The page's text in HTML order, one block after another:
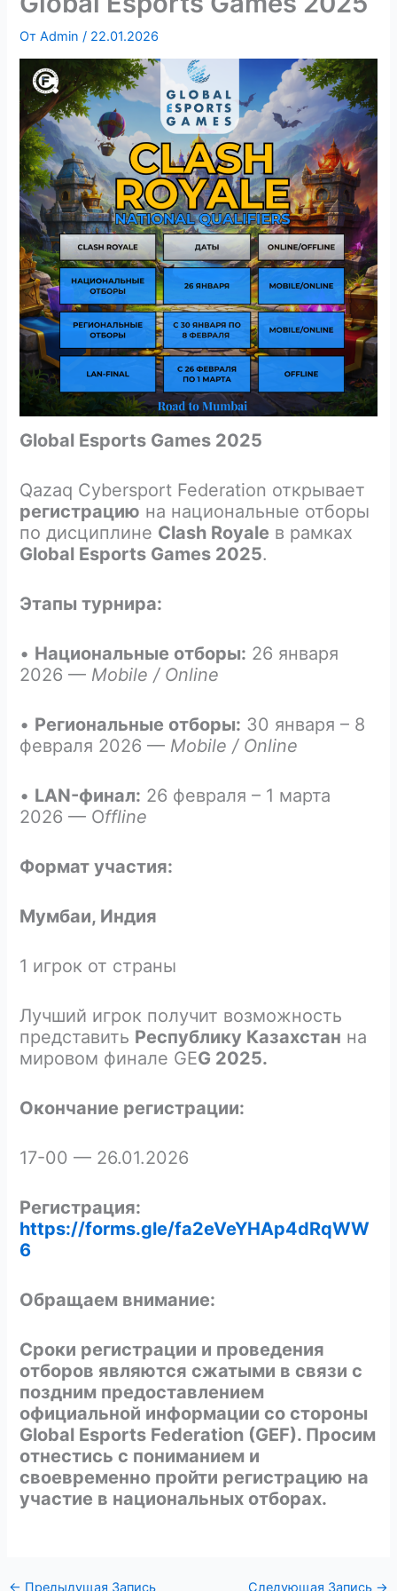
ОтAdmin/ 22.01.2026
Global Esports Games 2025
Qazaq Cybersport Federation открывает
регистрацию на национальные отборы
по дисциплине Clash Royale в рамках
Global Esports Games 2025.
Этапы турнира:
• Национальные отборы: 26 января
2026 — Mobile / Online
• Региональные отборы: 30 января – 8
февраля 2026 — Mobile / Online
• LAN-финал: 26 февраля – 1 марта
2026 — Offline
Формат участия:
Мумбаи, Индия
1 игрок от страны
Лучший игрок получит возможность
представить Республику Казахстан на
мировом финале GEG 2025.
Окончание регистрации:
17-00 — 26.01.2026
Регистрация:
https://forms.gle/fa2eVeYHAp4dRqWW
6
Обращаем внимание:
Сроки регистрации и проведения
отборов являются сжатыми в связи с
поздним предоставлением
официальной информации со стороны
Global Esports Federation (GEF). Просим
отнестись с пониманием и
своевременно пройти регистрацию на
участие в национальных отборах.
← Предыдущая Запись Следующая Запись →